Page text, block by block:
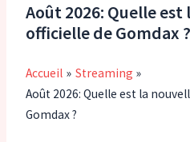
Août 2026: Quelle
officielle de Gomdax ?
Accueil
Streaming
Août 2026: Quelle est la
Gomdax ?